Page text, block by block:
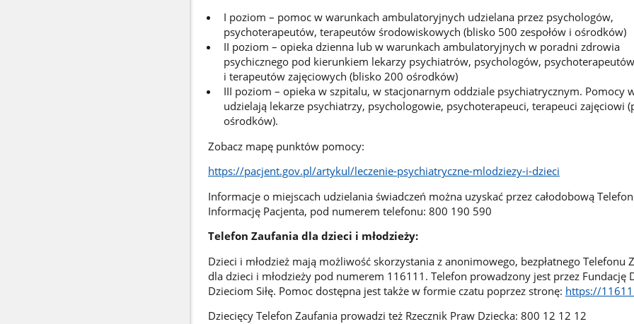
I poziom – pomoc w warunkach ambulatoryjnych udzielana przez psychologów,
psychoterapeutów, terapeutów środowiskowych (blisko 500 zespołów i ośrodków)
II poziom – opieka dzienna lub w warunkach ambulatoryjnych w poradni zdrowia
psychicznego pod kierunkiem lekarzy psychiatrów, psychologów, psychoterapeutów
i terapeutów zajęciowych (blisko 200 ośrodków)
III poziom – opieka w szpitalu, w stacjonarnym oddziale psychiatrycznym. Pomocy
udzielają lekarze psychiatrzy, psychologowie, psychoterapeuci, terapeuci zajęciowi
ośrodków).
Zobacz mapę punktów pomocy:
https://pacjent.gov.pl/artykul/leczenie-psychiatryczne-mlodziezy-i-dzieci
Informacje o miejscach udzielania świadczeń można uzyskać przez całodobową
Informację Pacjenta, pod numerem telefonu: 800 190 590
Telefon Zaufania dla dzieci i młodzieży:
Dzieci i młodzież mają możliwość skorzystania z anonimowego, bezpłatnego Telefonu
dla dzieci i młodzieży pod numerem 116111. Telefon prowadzony jest przez Fundację
Dzieciom Siłę. Pomoc dostępna jest także w formie czatu poprzez stronę: https://
Dziecięcy Telefon Zaufania prowadzi też Rzecznik Praw Dziecka: 800 12 12 12